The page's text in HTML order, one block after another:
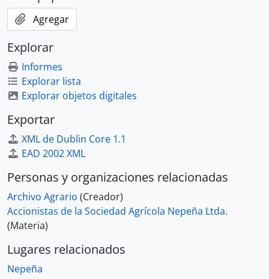
Agregar
Explorar
Informes
Explorar lista
Explorar objetos digitales
Exportar
XML de Dublin Core 1.1
EAD 2002 XML
Personas y organizaciones relacionadas
Archivo Agrario (Creador)
Accionistas de la Sociedad Agrícola Nepeña Ltda.
(Materia)
Lugares relacionados
Nepeña